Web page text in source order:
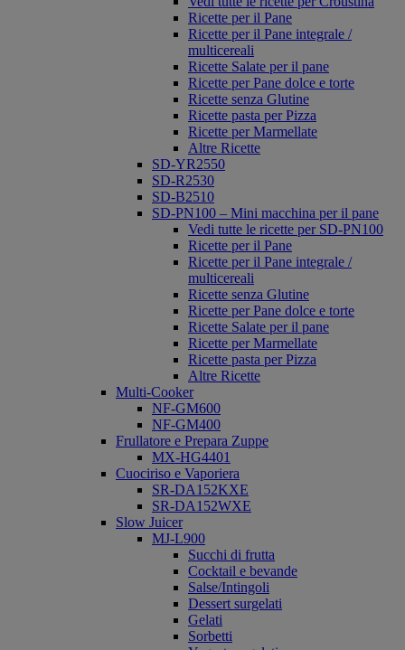
Ricette per il Pane
Ricette per il Pane integrale /
multicereali
Ricette Salate per il pane
Ricette per Pane dolce e torte
Ricette senza Glutine
Ricette pasta per Pizza
Ricette per Marmellate
Altre Ricette
SD-YR2550
SD-R2530
SD-B2510
SD-PN100 – Mini macchina per il pane
Vedi tutte le ricette per SD-PN100
Ricette per il Pane
Ricette per il Pane integrale /
multicereali
Ricette senza Glutine
Ricette per Pane dolce e torte
Ricette Salate per il pane
Ricette per Marmellate
Ricette pasta per Pizza
Altre Ricette
Multi-Cooker
NF-GM600
NF-GM400
Frullatore e Prepara Zuppe
MX-HG4401
Cuociriso e Vaporiera
SR-DA152KXE
SR-DA152WXE
Slow Juicer
MJ-L900
Succhi di frutta
Cocktail e bevande
Salse/Intingoli
Dessert surgelati
Gelati
Sorbetti